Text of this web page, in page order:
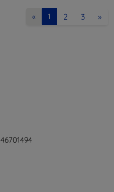
« 1 2 3 »
46701494